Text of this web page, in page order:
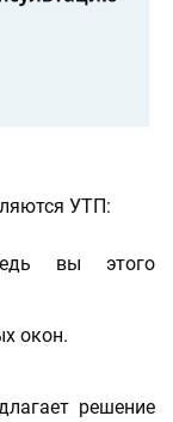
УТП:
вы этого
окон.
решение